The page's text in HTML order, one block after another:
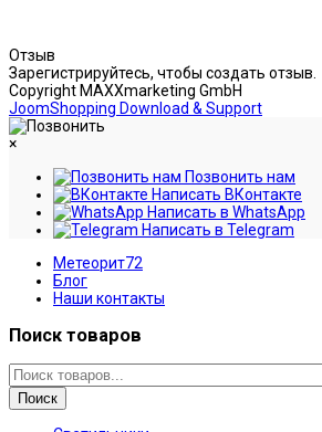
Отзыв
Зарегистрируйтесь, чтобы создать отзыв.
Copyright MAXXmarketing GmbH
JoomShopping Download & Support
×
Позвонить нам
Написать ВКонтакте
Написать в WhatsApp
Написать в Telegram
Метеорит72
Блог
Наши контакты
Поиск товаров
Поиск